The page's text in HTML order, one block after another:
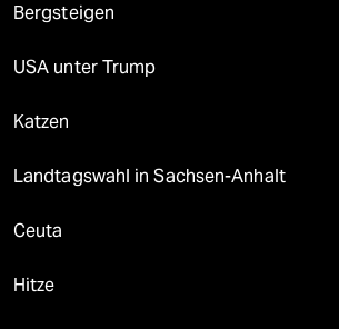
Bergsteigen
USA unter Trump
Katzen
Landtagswahl in Sachsen-Anhalt
Ceuta
Hitze